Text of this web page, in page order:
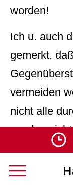
worden!
Ich u. auch
gemerkt,
vermeiden
nicht alle
wurden
einem
Man hat mir